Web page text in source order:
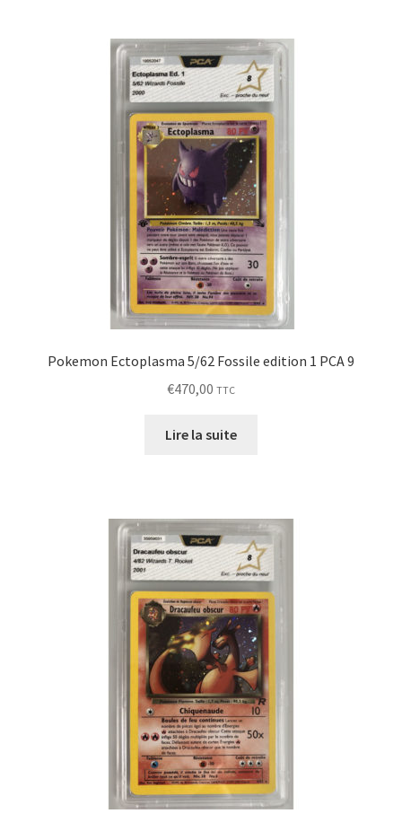
Pokemon Ectoplasma 5/62 Fossile edition 1 PCA 9
€470,00 TTC
Lire la suite